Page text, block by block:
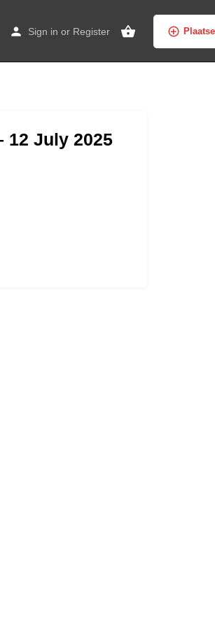
Sign in or Register
12 July 2025